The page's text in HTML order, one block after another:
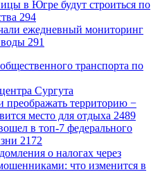
в Югре будут строиться по
294
ежедневный мониторинг
воды 291
транспорта по
Сургута
преображать территорию −
место для отдыха 2489
в топ-7 федерального
2172
о налогах через
что изменится в